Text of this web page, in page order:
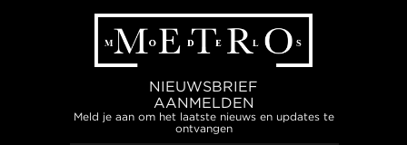
NIEUWSBRIEF
AANMELDEN
Meld je aan om het laatste nieuws en updates te
ontvangen